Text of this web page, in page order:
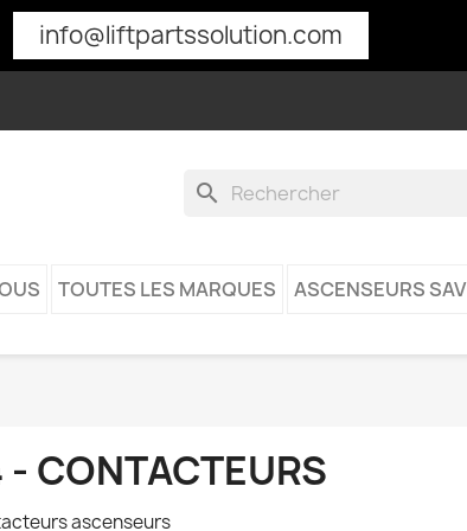
info@liftpartssolution.com
search
TOUTES LES MARQUES ASCENSEURS SAV
- CONTACTEURS
ascenseurs